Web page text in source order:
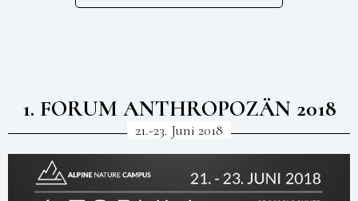
1. FORUM ANTHROPOZÄN 2018
21.-23. Juni 2018